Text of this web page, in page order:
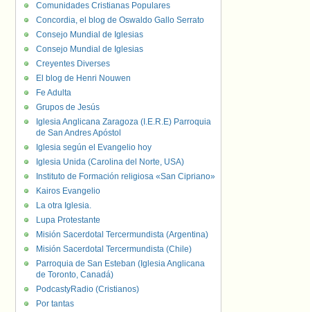
Comunidades Cristianas Populares
Concordia, el blog de Oswaldo Gallo Serrato
Consejo Mundial de Iglesias
Consejo Mundial de Iglesias
Creyentes Diverses
El blog de Henri Nouwen
Fe Adulta
Grupos de Jesús
Iglesia Anglicana Zaragoza (I.E.R.E) Parroquia
de San Andres Apóstol
Iglesia según el Evangelio hoy
Iglesia Unida (Carolina del Norte, USA)
Instituto de Formación religiosa «San Cipriano»
Kairos Evangelio
La otra Iglesia.
Lupa Protestante
Misión Sacerdotal Tercermundista (Argentina)
Misión Sacerdotal Tercermundista (Chile)
Parroquia de San Esteban (Iglesia Anglicana
de Toronto, Canadá)
PodcastyRadio (Cristianos)
Por tantas